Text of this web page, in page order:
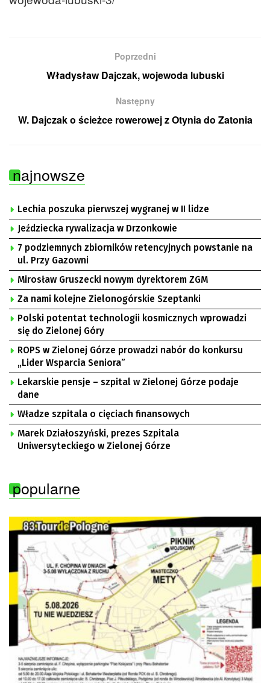
Poprzedni
Władysław Dajczak, wojewoda lubuski
Następny
W. Dajczak o ścieżce rowerowej z Otynia do Zatonia
najnowsze
Lechia poszuka pierwszej wygranej w II lidze
Jeździecka rywalizacja w Drzonkowie
7 podziemnych zbiorników retencyjnych powstanie na
ul. Przy Gazowni
Mirosław Gruszecki nowym dyrektorem ZGM
Za nami kolejne Zielonogórskie Szeptanki
Polski potentat technologii kosmicznych wprowadzi
się do Zielonej Góry
ROPS w Zielonej Górze prowadzi nabór do konkursu
„Lider Wsparcia Seniora”
Lekarskie pensje – szpital w Zielonej Górze podaje
dane
Władze szpitala o cięciach finansowych
Marek Działoszyński, prezes Szpitala
Uniwersyteckiego w Zielonej Górze
popularne